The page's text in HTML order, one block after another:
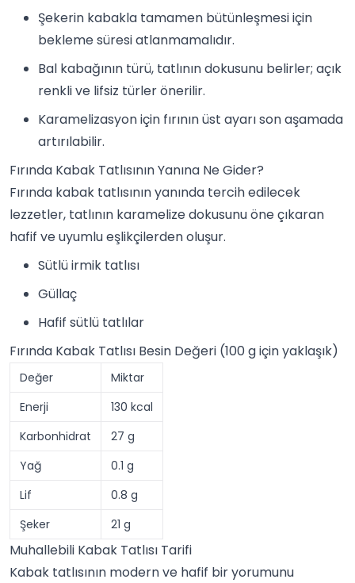
Şekerin kabakla tamamen bütünleşmesi için
bekleme süresi atlanmamalıdır.
Bal kabağının türü, tatlının dokusunu belirler; açık
renkli ve lifsiz türler önerilir.
Karamelizasyon için fırının üst ayarı son aşamada
artırılabilir.
Fırında Kabak Tatlısının Yanına Ne Gider?
Fırında kabak tatlısının yanında tercih edilecek
lezzetler, tatlının karamelize dokusunu öne çıkaran
hafif ve uyumlu eşlikçilerden oluşur.
Sütlü irmik tatlısı
Güllaç
Hafif sütlü tatlılar
Fırında Kabak Tatlısı Besin Değeri (100 g için yaklaşık)
Değer
Miktar
Enerji
130 kcal
Karbonhidrat
27 g
Yağ
0.1 g
Lif
0.8 g
Şeker
21 g
Muhallebili Kabak Tatlısı Tarifi
Kabak tatlısının modern ve hafif bir yorumunu